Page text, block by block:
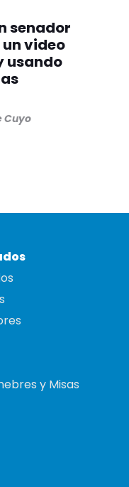
senador
video
usando
Cuyo
y Misas